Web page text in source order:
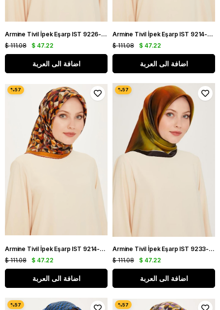
Armine Tivil İpek Eşarp IST 9226-52 Kırmızı Karışık Desen
$ 47.22
$ 111.08
اضافة الى العربة
Armine Tivil İpek Eşarp IST 9214-03 Petrol Mavi Karışık Desen
$ 47.22
$ 111.08
اضافة الى العربة
Armine Tivil İpek Eşarp IST 9214-81 Turuncu Karışık Desen
$ 47.22
$ 111.08
اضافة الى العربة
Armine Tivil İpek Eşarp IST 9233-51 Sarı Karışık Desen
$ 47.22
$ 111.08
اضافة الى العربة